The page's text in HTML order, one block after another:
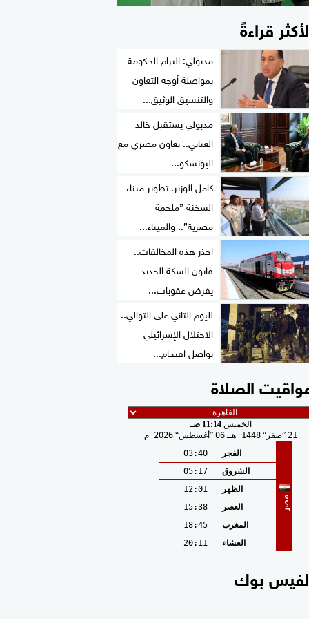
قراءةً
مدبولي: التزام الحكومة
بمواصلة أوجه التعاون
والتنسيق الوثيق...
مدبولي يستقبل خالد
العناني.. تعاون مصري مع
اليونسكو...
كامل الوزير: تطوير ميناء
السخنة ”ملحمة
مصرية”.. والميناء...
احذر هذه المخالفات..
قانون السكة الحديد
يفرض عقوبات...
لليوم الثاني على التوالي..
الاحتلال الإسرائيلي
يواصل اقتحام...
الصلاة
الخميس11:14 صـ
21 صفر 1448 هـ 06 أغسطس 2026 م
مصر
الفجر
03:40
الشروق
05:17
الظهر
12:01
العصر
15:38
المغرب
18:45
العشاء
20:11
بوك